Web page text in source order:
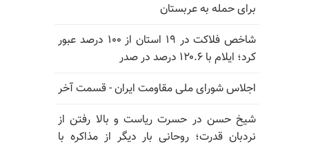
برای حمله به عربستان
شاخص فلاکت در ۱۹ استان از ۱۰۰ درصد عبور
کرد؛ ایلام با ۱۲۰.۶ درصد در صدر
اجلاس شورای ملی مقاومت ایران - قسمت آخر
شیخ حسن در حسرت ریاست و بالا رفتن از
نردبان قدرت؛ روحانی بار دیگر از مذاکره با